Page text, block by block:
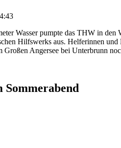
Hilfswerks aus. Helferinnen
Großen Angersee bei Unterbrunn
Sommerabend